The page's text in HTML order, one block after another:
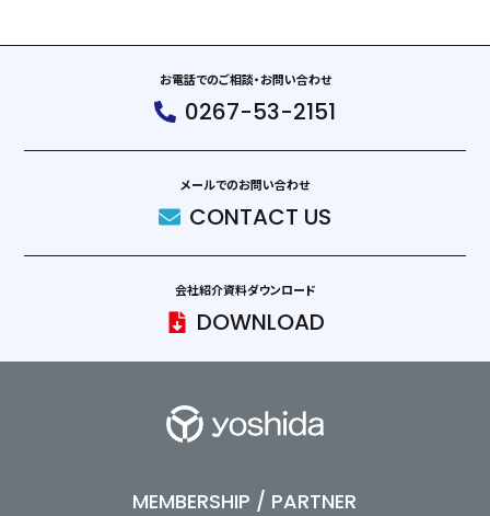
お電話でのご相談・お問い合わせ
0267-53-2151
メールでのお問い合わせ
CONTACT US
会社紹介資料ダウンロード
DOWNLOAD
MEMBERSHIP / PARTNER